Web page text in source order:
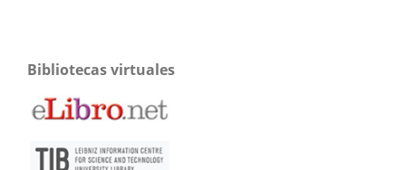
Bibliotecas virtuales